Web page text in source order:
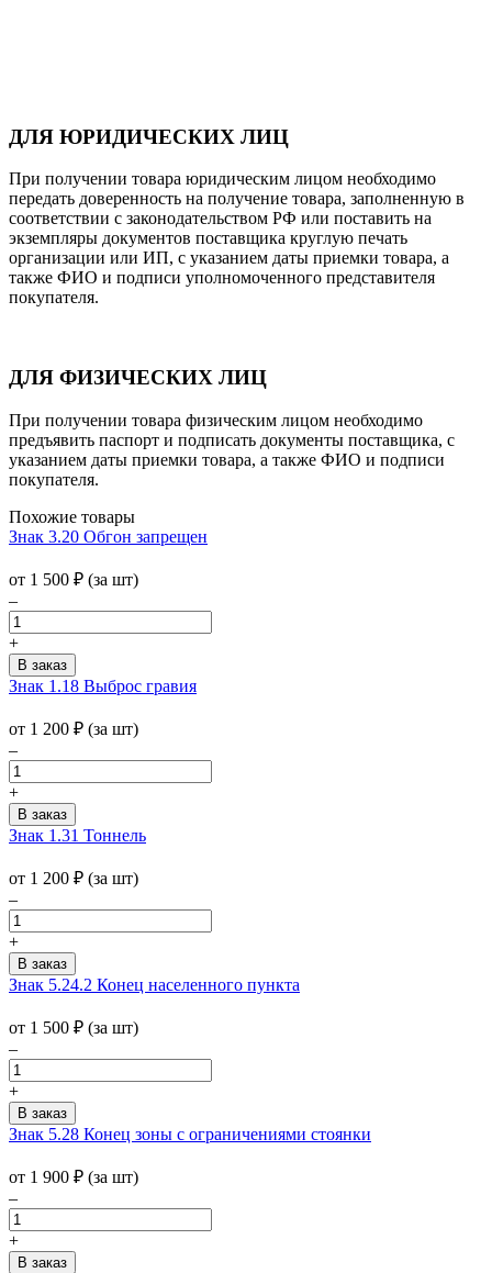
ДЛЯ ЮРИДИЧЕСКИХ ЛИЦ
При получении товара юридическим лицом необходимо
передать доверенность на получение товара, заполненную в
соответствии с законодательством РФ или поставить на
экземпляры документов поставщика круглую печать
организации или ИП, с указанием даты приемки товара, а
также ФИО и подписи уполномоченного представителя
покупателя.
ДЛЯ ФИЗИЧЕСКИХ ЛИЦ
При получении товара физическим лицом необходимо
предъявить паспорт и подписать документы поставщика, с
указанием даты приемки товара, а также ФИО и подписи
покупателя.
Похожие товары
Знак 3.20 Обгон запрещен
от 1 500 ₽ (за шт)
–
+
Знак 1.18 Выброс гравия
от 1 200 ₽ (за шт)
–
+
Знак 1.31 Тоннель
от 1 200 ₽ (за шт)
–
+
Знак 5.24.2 Конец населенного пункта
от 1 500 ₽ (за шт)
–
+
Знак 5.28 Конец зоны с ограничениями стоянки
от 1 900 ₽ (за шт)
–
+